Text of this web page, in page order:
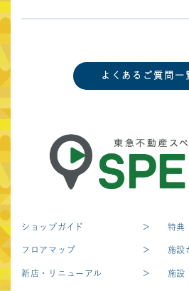
東急不動産SCマネジメント株式会
首都圏
東急プラザ原宿
東急プ
東急プラザ戸塚 デッ
よくあるご質問一
ショップガイド
フロアマップ
新店・リニューアル
特典
施設
施設